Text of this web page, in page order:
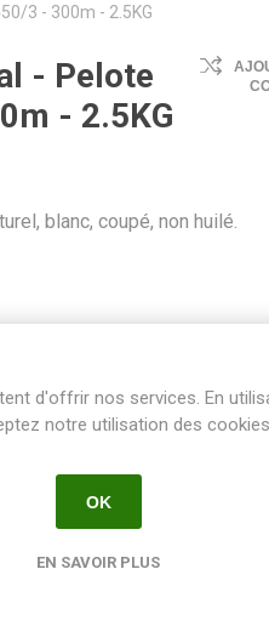
3 - 300m - 2.5KG
- Pelote
- 2.5KG
blanc, coupé, non huilé.
d'offrir nos services. En
notre utilisation des
OK
EN SAVOIR PLUS